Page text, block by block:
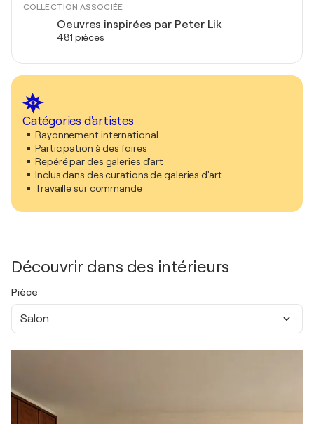
COLLECTION ASSOCIÉE
Oeuvres inspirées par Peter Lik
481 pièces
Catégories d'artistes
Rayonnement international
Participation à des foires
Repéré par des galeries d'art
Inclus dans des curations de galeries d'art
Travaille sur commande
Découvrir dans des intérieurs
Pièce
Salon